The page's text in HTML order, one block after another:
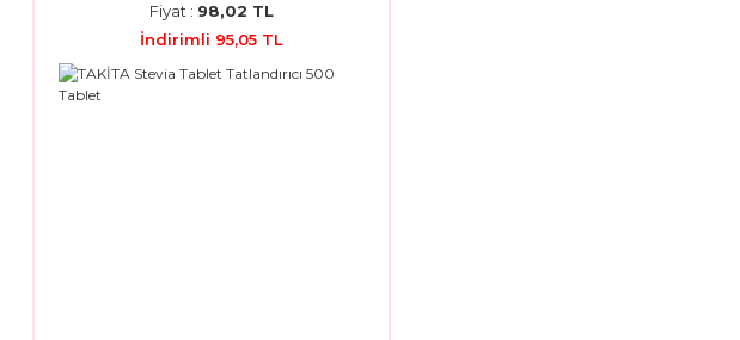
Fiyat : 98,02 TL
İndirimli 95,05 TL